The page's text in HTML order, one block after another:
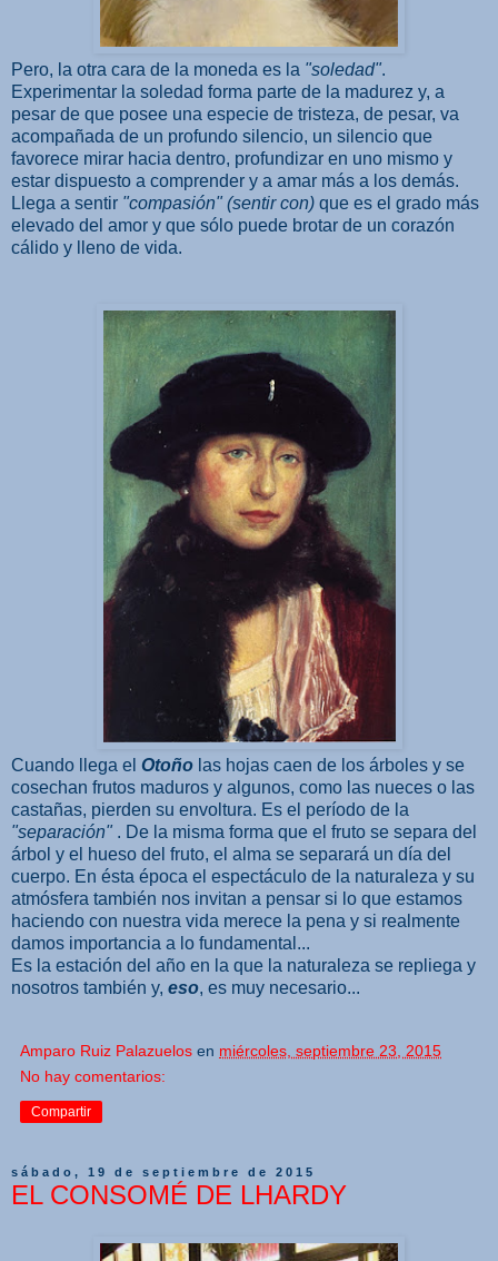
Pero, la otra cara de la moneda es la "soledad".
Experimentar la soledad forma parte de la madurez y, a
pesar de que posee una especie de tristeza, de pesar, va
acompañada de un profundo silencio, un silencio que
favorece mirar hacia dentro, profundizar en uno mismo y
estar dispuesto a comprender y a amar más a los demás.
Llega a sentir "compasión" (sentir con) que es el grado más
elevado del amor y que sólo puede brotar de un corazón
cálido y lleno de vida.
Cuando llega el Otoño las hojas caen de los árboles y se
cosechan frutos maduros y algunos, como las nueces o las
castañas, pierden su envoltura. Es el período de la
"separación" . De la misma forma que el fruto se separa del
árbol y el hueso del fruto, el alma se separará un día del
cuerpo. En ésta época el espectáculo de la naturaleza y su
atmósfera también nos invitan a pensar si lo que estamos
haciendo con nuestra vida merece la pena y si realmente
damos importancia a lo fundamental...
Es la estación del año en la que la naturaleza se repliega y
nosotros también y, eso, es muy necesario...
Amparo Ruiz Palazuelos en miércoles, septiembre 23, 2015
No hay comentarios:
Compartir
sábado, 19 de septiembre de 2015
EL CONSOMÉ DE LHARDY